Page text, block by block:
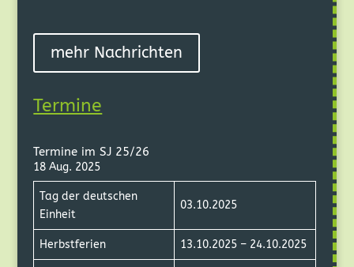
mehr Nachrichten
Termine
Termine im SJ 25/26
18 Aug. 2025
Tag der deutschen
Einheit
03.10.2025
Herbstferien 13.10.2025 – 24.10.2025